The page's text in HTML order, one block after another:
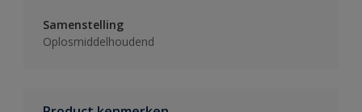
Samenstelling
Oplosmiddelhoudend